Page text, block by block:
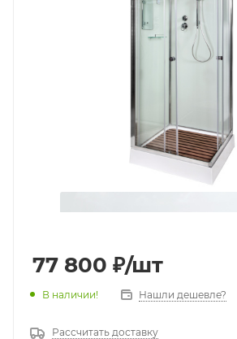
77 800 ₽/шт
В наличии! Нашли дешевле?
Рассчитать доставку